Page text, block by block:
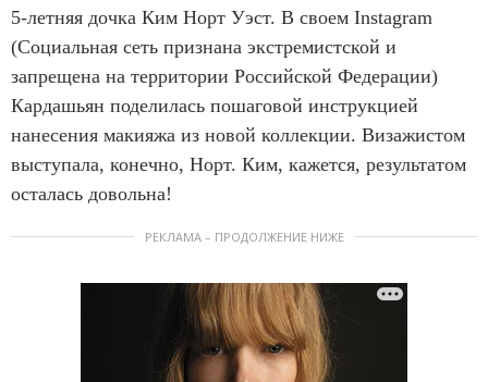
5-летняя дочка Ким Норт Уэст. В своем Instagram
(Социальная сеть признана экстремистской и
запрещена на территории Российской Федерации)
Кардашьян поделилась пошаговой инструкцией
нанесения макияжа из новой коллекции. Визажистом
выступала, конечно, Норт. Ким, кажется, результатом
осталась довольна!
РЕКЛАМА – ПРОДОЛЖЕНИЕ НИЖЕ